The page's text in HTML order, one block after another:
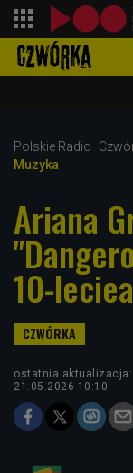
Polskie Radio
Muzyka
Ariana
10-
ostatnia aktualizacja:
21.05.2026 10:10